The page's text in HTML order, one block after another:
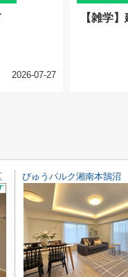
2026-07-27
【雑学
びゅうパルク湘南本鵠沼